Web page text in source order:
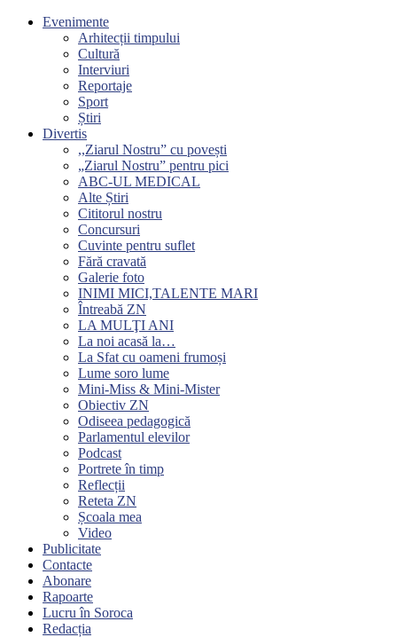
Evenimente
Arhitecții timpului
Cultură
Interviuri
Reportaje
Sport
Știri
Divertis
,,Ziarul Nostru” cu povești
„Ziarul Nostru” pentru pici
ABC-UL MEDICAL
Alte Știri
Cititorul nostru
Concursuri
Cuvinte pentru suflet
Fără cravată
Galerie foto
INIMI MICI,TALENTE MARI
Întreabă ZN
LA MULŢI ANI
La noi acasă la…
La Sfat cu oameni frumoși
Lume soro lume
Mini-Miss & Mini-Mister
Obiectiv ZN
Odiseea pedagogică
Parlamentul elevilor
Podcast
Portrete în timp
Reflecții
Reteta ZN
Școala mea
Video
Publicitate
Contacte
Abonare
Rapoarte
Lucru în Soroca
Redacția